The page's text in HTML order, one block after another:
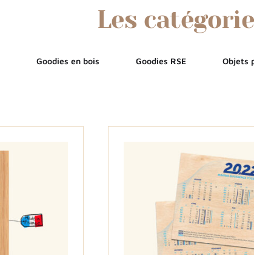
Les
Goodies en bois Goodies RSE Objets